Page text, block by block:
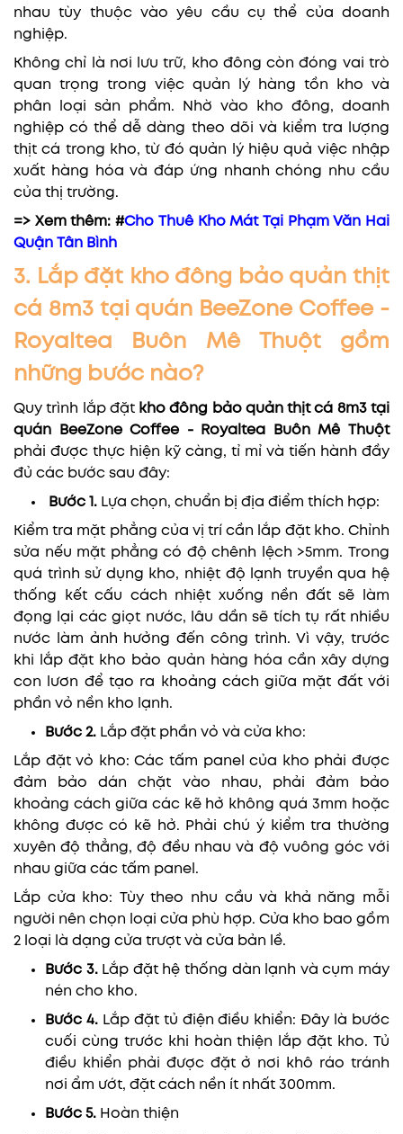
nhau tùy thuộc vào yêu cầu cụ thể của doanh
nghiệp.
Không chỉ là nơi lưu trữ, kho đông còn đóng vai trò
quan trọng trong việc quản lý hàng tồn kho và
phân loại sản phẩm. Nhờ vào kho đông, doanh
nghiệp có thể dễ dàng theo dõi và kiểm tra lượng
thịt cá trong kho, từ đó quản lý hiệu quả việc nhập
xuất hàng hóa và đáp ứng nhanh chóng nhu cầu
của thị trường.
=> Xem thêm: #Cho Thuê Kho Mát Tại Phạm Văn Hai
Quận Tân Bình
3. Lắp đặt kho đông bảo quản thịt
cá 8m3 tại quán BeeZone Coffee -
Royaltea Buôn Mê Thuột gồm
những bước nào?
Quy trình lắp đặt kho đông bảo quản thịt cá 8m3 tại
quán BeeZone Coffee - Royaltea Buôn Mê Thuột
phải được thực hiện kỹ càng, tỉ mỉ và tiến hành đầy
đủ các bước sau đây:
Bước 1. Lựa chọn, chuẩn bị địa điểm thích hợp:
Kiểm tra mặt phẳng của vị trí cần lắp đặt kho. Chỉnh
sửa nếu mặt phẳng có độ chênh lệch >5mm. Trong
quá trình sử dụng kho, nhiệt độ lạnh truyền qua hệ
thống kết cấu cách nhiệt xuống nền đất sẽ làm
đọng lại các giọt nước, lâu dần sẽ tích tụ rất nhiều
nước làm ảnh hưởng đến công trình. Vì vậy, trước
khi lắp đặt kho bảo quản hàng hóa cần xây dựng
con lươn để tạo ra khoảng cách giữa mặt đất với
phần vỏ nền kho lạnh.
Bước 2. Lắp đặt phần vỏ và cửa kho:
Lắp đặt vỏ kho: Các tấm panel của kho phải được
đảm bảo dán chặt vào nhau, phải đảm bảo
khoảng cách giữa các kẽ hở không quá 3mm hoặc
không được có kẽ hở. Phải chú ý kiểm tra thường
xuyên độ thẳng, độ đều nhau và độ vuông góc với
nhau giữa các tấm panel.
Lắp cửa kho: Tùy theo nhu cầu và khả năng mỗi
người nên chọn loại cửa phù hợp. Cửa kho bao gồm
2 loại là dạng cửa trượt và cửa bản lề.
Bước 3. Lắp đặt hệ thống dàn lạnh và cụm máy
nén cho kho.
Bước 4. Lắp đặt tủ điện điều khiển: Đây là bước
cuối cùng trước khi hoàn thiện lắp đặt kho. Tủ
điều khiển phải được đặt ở nơi khô ráo tránh
nơi ẩm ướt, đặt cách nền ít nhất 300mm.
Bước 5. Hoàn thiện